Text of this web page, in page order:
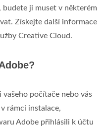
ji muset v některém
Získejte další informace
Creative Cloud.
počítače nebo vás
rámci instalace,
Adobe přihlásili k účtu